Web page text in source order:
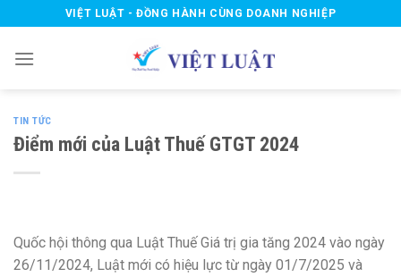
to
content
VIỆT LUẬT - ĐỒNG HÀNH CÙNG DOANH NGHIỆP
TIN TỨC
Điểm mới của Luật Thuế GTGT 2024
Quốc hội thông qua Luật Thuế Giá trị gia tăng 2024 vào ngày
26/11/2024, Luật mới có hiệu lực từ ngày 01/7/2025 và